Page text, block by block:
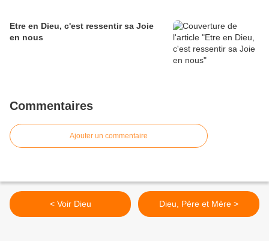
Etre en Dieu, c'est ressentir sa Joie
en nous
Commentaires
Ajouter un commentaire
< Voir Dieu Dieu, Père et Mère >